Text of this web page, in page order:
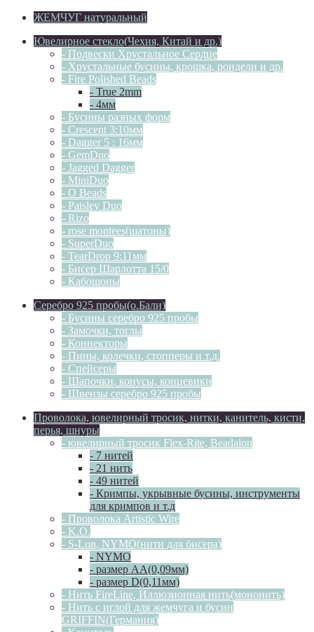
ЖЕМЧУГ натуральный
Ювелирное стекло(Чехия, Китай и др.)
- Подвески Хрустальное Сердце
- Хрустальные бусины, крошка, рондели и др.
- Fire Polished Beads
- True 2mm
- 4мм
- Бусины разных форм
- Crescent 3:10мм
- Dagger 5 : 16мм
- GemDuo
- Jagged Dagger
- MiniDuo
- O Beads
- Paisley Duo
- Rizo
- rose montees(шатоны)
- SuperDuo
- TearDrop 9:11мм
- Бисер Шарлотта 15/0
- Кабошоны
Серебро 925 пробы(о.Бали)
- Бусины серебро 925 пробы
- Замочки, тоглы
- Коннекторы
- Пины, колечки, стопперы и т.д.
- Спейсеры
- Шапочки, конусы, концевики
- Швензы серебро 925 пробы
Проволока, ювелирный тросик, нитки, канитель, кисти,
перья, шнуры
- ювелирный тросик Flex-Rite, Beadalon
- 7 нитей
- 21 нить
- 49 нитей
- Кримпы, укрывные бусины, инструменты
для кримпов и т.д
- Проволока Artistic Wire
- K.O.
- S-Lon, NYMO(нити для бисера)
- NYMO
- размер AA(0,09мм)
- размер D(0,11мм)
- Нить FireLine, Иллюзионная нить(мононить)
- Нить с иглой для жемчуга и бусин
GRIFFIN(Германия)